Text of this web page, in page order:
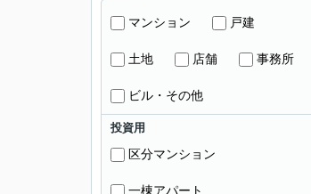
マンション 戸建
土地 店舗 事務所
ビル・その他
投資用
区分マンション
一棟アパート